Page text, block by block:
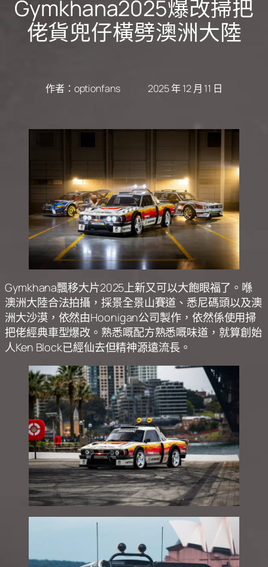
Gymkhana2025爆改掃把
佬貨兜仔橫劈澳洲大陸
作者： optionfans 2025 年 12 月 11 日
Gymkhana飄移大片2025上新又可以大飽眼福了。喺
澳洲大陸合法拍攝，採景全景山賽道、悉尼碼頭以及澳
洲大沙漠，依然由Hoonigan公司製作，依然係使用掃
把佬經典車型爆改。熟悉嘅配方熟悉嘅味道，就算創始
人Ken Block已經仙去但精神源遠流長。